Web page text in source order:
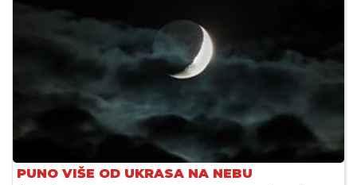
PUNO VIŠE OD UKRASA NA NEBU